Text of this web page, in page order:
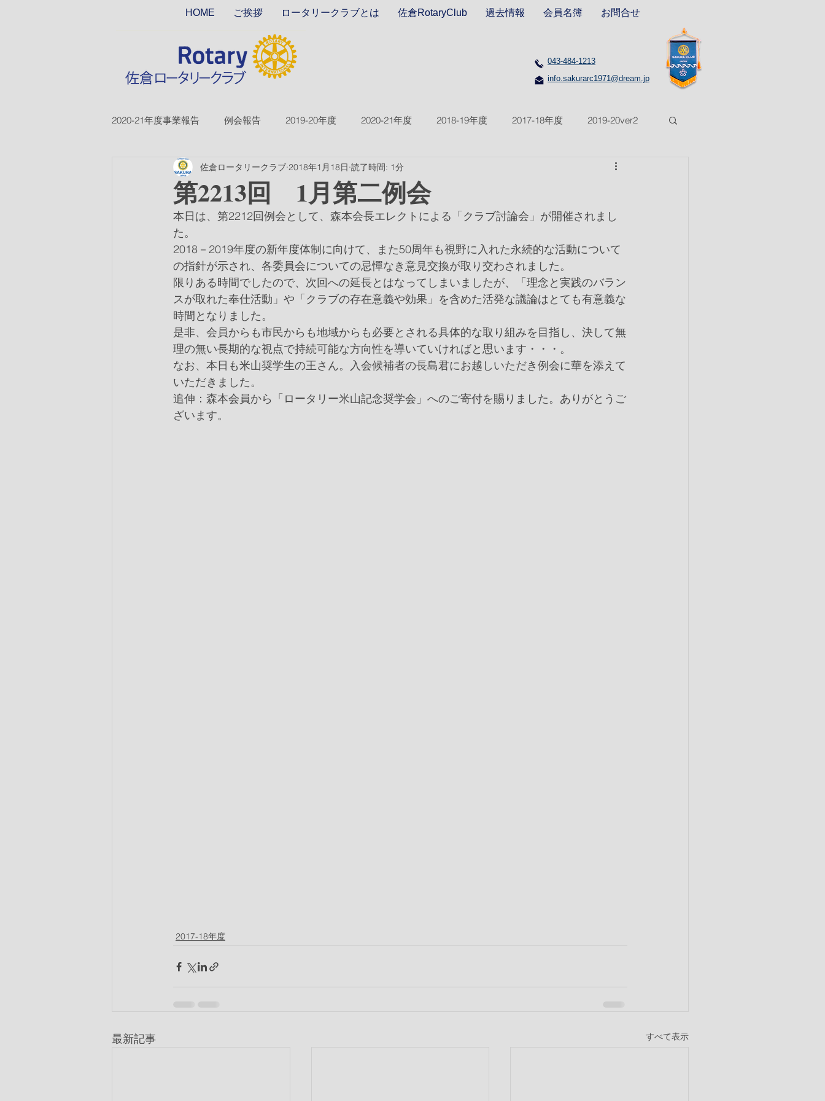
HOME ご挨拶 ロータリークラブとは 佐倉RotaryClub 過去情報 会員名簿 お問合せ
043-484-1213
info.sakurarc1971@dream.jp
2020-21年度事業報告 例会報告 2019-20年度 2020-21年度 2018-19年度 2017-18年度 2019-20ver2
2018-19ver2 2017-18ver2 2021-22年度 2022-23年度 2025-26年度
2026-27年度
第2213回 1月第二例会
佐倉ロータリークラブ 2018年1月18日 読了時間: 1分
本日は、第2212回例会として、森本会長エレクトによる「クラブ討論会」が開催されまし
た。
2018－2019年度の新年度体制に向けて、また50周年も視野に入れた永続的な活動について
の指針が示され、各委員会についての忌憚なき意見交換が取り交わされました。
限りある時間でしたので、次回への延長とはなってしまいましたが、「理念と実践のバラン
スが取れた奉仕活動」や「クラブの存在意義や効果」を含めた活発な議論はとても有意義な
時間となりました。
是非、会員からも市民からも地域からも必要とされる具体的な取り組みを目指し、決して無
理の無い長期的な視点で持続可能な方向性を導いていければと思います・・・。
なお、本日も米山奨学生の王さん。入会候補者の長島君にお越しいただき例会に華を添えて
いただきました。
追伸：森本会員から「ロータリー米山記念奨学会」へのご寄付を賜りました。ありがとうご
ざいます。
2017-18年度
最新記事 すべて表示